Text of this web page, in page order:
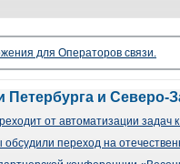
для Операторов связи.
Петербурга и Северо-
от автоматизации задач
переход на